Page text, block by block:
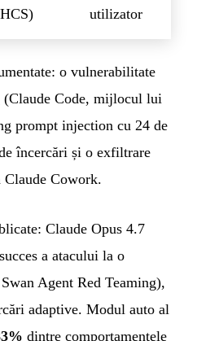
utilizator
o vulnerabilitate
(Claude Code, mijlocul lui
prompt injection cu 24 de
încercări și o exfiltrare
Cowork.
Claude Opus 4.7
a atacului la o
Agent Red Teaming),
adaptive. Modul auto al
dintre comportamentele